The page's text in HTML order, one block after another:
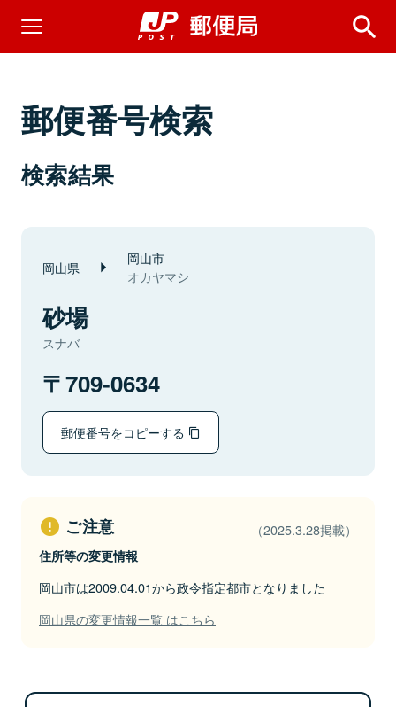
郵便番号検索
検索結果
岡山県 岡山市
オカヤマシ
砂場
スナバ
709-0634
郵便番号をコピーする
ご注意 （2025.3.28掲載）
住所等の変更情報
岡山市は2009.04.01から政令指定都市となりました
岡山県の変更情報一覧 はこちら